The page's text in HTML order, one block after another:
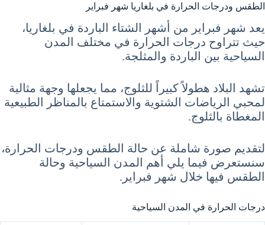
الطقس ودرجات الحرارة في بلغاريا شهر فبراير
يعد شهر فبراير من أشهر الشتاء الباردة في بلغاريا،
حيث تتراوح درجات الحرارة في مختلف المدن
السياحية بين الباردة والمثلجة.
تشهد البلاد هطولاً كبيراً للثلوج، مما يجعلها وجهة مثالية
لمحبي الرياضات الشتوية والاستمتاع بالمناظر الطبيعية
المغطاة بالثلوج.
لتقديم صورة شاملة عن حالة الطقس ودرجات الحرارة،
سنستعرض فيما يلي أهم المدن السياحية وحالة
الطقس فيها خلال شهر فبراير.
درجات الحرارة في المدن السياحية